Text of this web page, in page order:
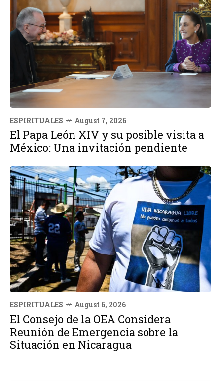
ESPIRITUALES August 7, 2026
El Papa León XIV y su posible visita a
México: Una invitación pendiente
ESPIRITUALES August 6, 2026
El Consejo de la OEA Considera
Reunión de Emergencia sobre la
Situación en Nicaragua